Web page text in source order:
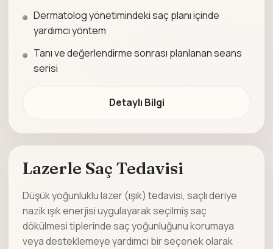
Dermatolog yönetimindeki saç planı içinde
yardımcı yöntem
Tanı ve değerlendirme sonrası planlanan seans
serisi
Detaylı Bilgi
Lazerle Saç Tedavisi
Düşük yoğunluklu lazer (ışık) tedavisi, saçlı deriye
nazik ışık enerjisi uygulayarak seçilmiş saç
dökülmesi tiplerinde saç yoğunluğunu korumaya
veya desteklemeye yardımcı bir seçenek olarak